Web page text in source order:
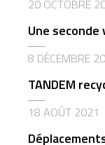
20 OCTOBRE
Une
8 DÉCEMBRE
TANDEM
18 AOÛT 2021